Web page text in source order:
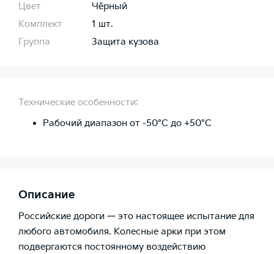
Цвет
Чёрный
Комплект
1 шт.
Группа
Защита кузова
Технические особенности:
Рабочий диапазон от -50°C до +50°C
Описание
Российские дороги — это настоящее испытание для
любого автомобиля. Колесные арки при этом
подвергаются постоянному воздействию